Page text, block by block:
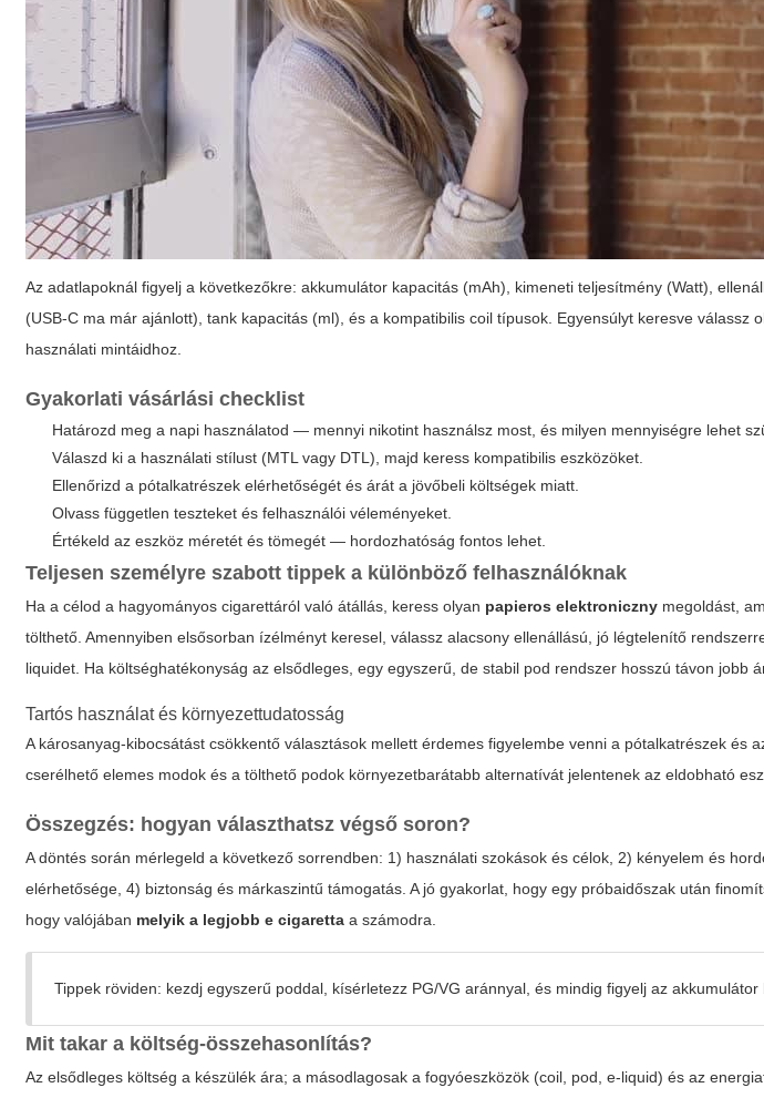
Az adatlapoknál figyelj a következőkre: akkumulátor kapacitás (mAh), kimeneti teljesítmény (Watt),
(USB-C ma már ajánlott), tank kapacitás (ml), és a kompatibilis coil típusok. Egyensúlyt keresve válassz
használati mintáidhoz.
Gyakorlati vásárlási checklist
Határozd meg a napi használatod — mennyi nikotint használsz most, és milyen mennyiségre lehet
Válaszd ki a használati stílust (MTL vagy DTL), majd keress kompatibilis eszközöket.
Ellenőrizd a pótalkatrészek elérhetőségét és árát a jövőbeli költségek miatt.
Olvass független teszteket és felhasználói véleményeket.
Értékeld az eszköz méretét és tömegét — hordozhatóság fontos lehet.
Teljesen személyre szabott tippek a különböző felhasználóknak
Ha a célod a hagyományos cigarettáról való átállás, keress olyan papieros elektroniczny megoldást,
tölthető. Amennyiben elsősorban ízélményt keresel, válassz alacsony ellenállású, jó légtelenítő
liquidet. Ha költséghatékonyság az elsődleges, egy egyszerű, de stabil pod rendszer hosszú távon jobb
Tartós használat és környezettudatosság
A károsanyag-kibocsátást csökkentő választások mellett érdemes figyelembe venni a pótalkatrészek és
cserélhető elemes modok és a tölthető podok környezetbarátabb alternatívát jelentenek az eldobható
Összegzés: hogyan választhatsz végső soron?
A döntés során mérlegeld a következő sorrendben: 1) használati szokások és célok, 2) kényelem és
elérhetősége, 4) biztonság és márkaszintű támogatás. A jó gyakorlat, hogy egy próbaidőszak után
hogy valójában melyik a legjobb e cigaretta a számodra.
Tippek röviden: kezdj egyszerű poddal, kísérletezz PG/VG aránnyal, és mindig figyelj az akkumulátor
Mit takar a költség-összehasonlítás?
Az elsődleges költség a készülék ára; a másodlagosak a fogyóeszközök (coil, pod, e-liquid) és az